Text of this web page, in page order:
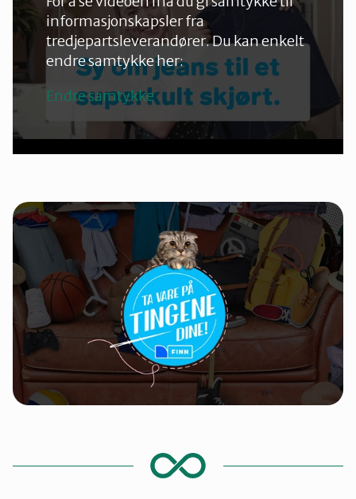
informasjonskapsler fra
tredjepartsleverandører. Du kan enkelt
endre samtykke her:
Endre samtykke